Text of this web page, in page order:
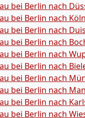
bei Berlin nach
bei Berlin nach Köln
bei Berlin nach
bei Berlin nach
bei Berlin nach
bei Berlin nach
bei Berlin nach
bei Berlin nach
bei Berlin nach
bei Berlin nach